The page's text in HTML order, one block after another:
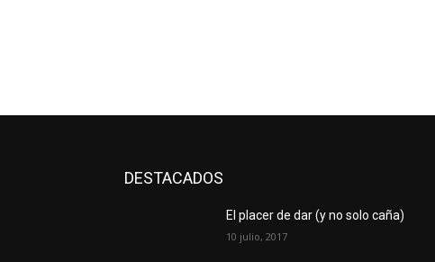
DESTACADOS
El placer de dar (y no solo caña)
10 julio, 2017